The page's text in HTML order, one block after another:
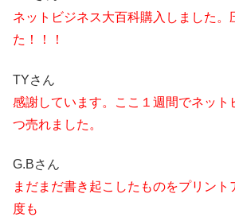
ネットビジネス大百科購入しました。
た！！！
TYさん
感謝しています。ここ１週間でネット
つ売れました。
G.Bさん
まだまだ書き起こしたものをプリン
度も